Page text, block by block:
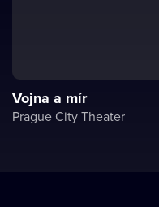
Vojna a mír
Prague City Theater